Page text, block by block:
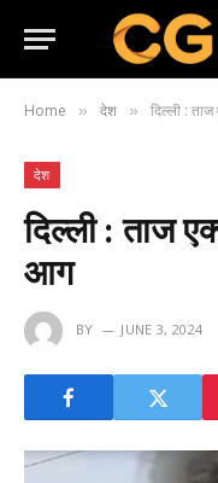
Home » देश » दिल्ली :
देश
दिल्ली : ताज
आग
BY JUNE 3, 2024